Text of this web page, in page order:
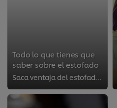
Todo lo que tienes que
saber sobre el estofado
Saca ventaja del estofado para lograr mejores resultados en los platos de tu menú.